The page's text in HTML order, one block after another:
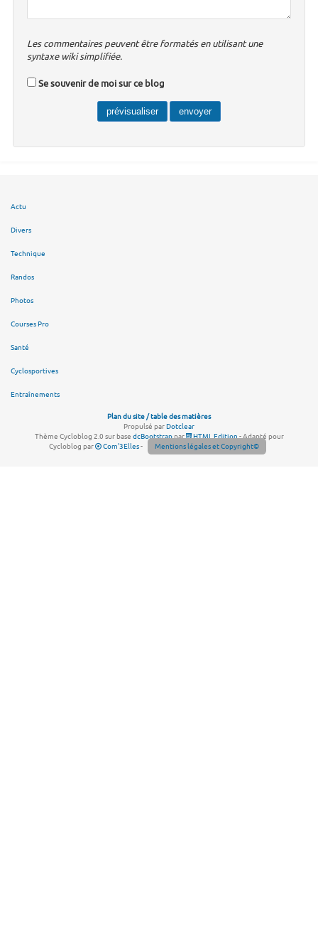
Les commentaires peuvent être formatés en utilisant une
syntaxe wiki simplifiée.
Se souvenir de moi sur ce blog
Actu
Divers
Technique
Randos
Photos
Courses Pro
Santé
Cyclosportives
Entraînements
Plan du site / table des matières
Propulsé parDotclear
Thème Cycloblog 2.0 sur base dcBootstrappar HTML Edition- Adapté pour
Cycloblog par
Com'3Elles- Mentions légales et Copyright©